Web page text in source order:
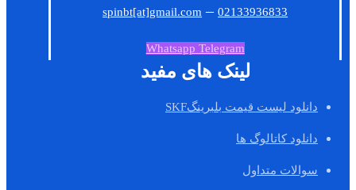
spinbt[at]gmail.com –02133936833
Whatsapp Telegram
لینک های مفید
دانلود لیست قیمت بلبرینگSKF
دانلود کاتالوگ ها
سوالات متداول